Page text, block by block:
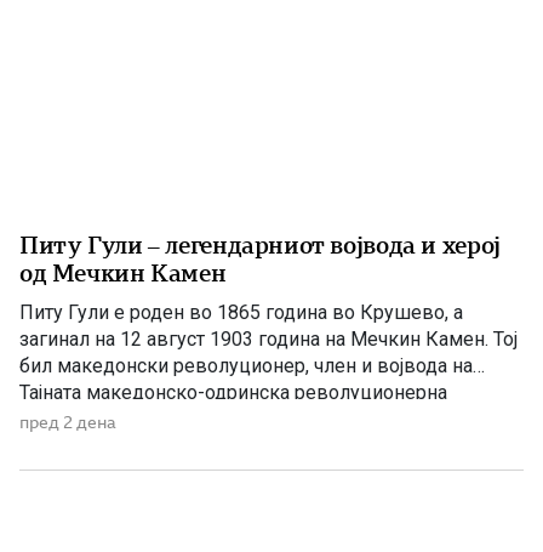
Питу Гули – легендарниот војвода и херој
од Мечкин Камен
Питу Гули е роден во 1865 година во Крушево, а
загинал на 12 август 1903 година на Мечкин Камен. Тој
бил македонски револуционер, член и војвода на
Тајната македонско-одринска револуционерна
организација и еден од најистакнатите учесници во
подготвеност да се жртвува за слободата на
пред 2 дена